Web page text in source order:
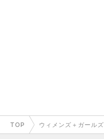
TOP ウィメンズ＋ガールズ